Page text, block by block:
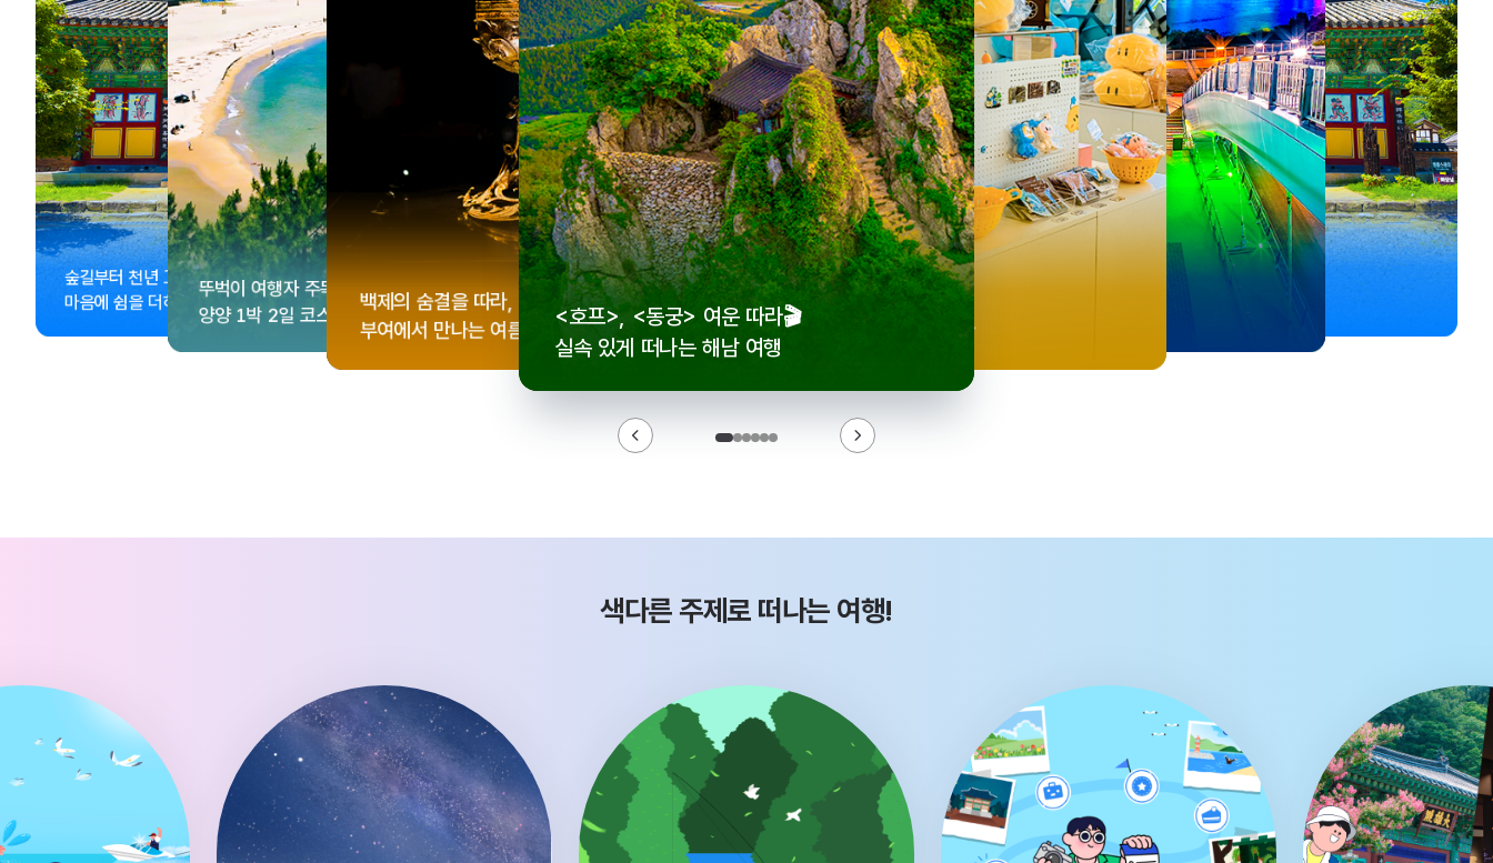
<동궁> 여운 따라🎬
떠나는 해남 여행
수집!
기념품숍 3곳⭐
더 재미있어지는숲길부터 천년 고찰까지!
마음에 쉼을 더하는 부안
뚜벅이 여행자 주목🚶
양양 1박 2일 코스
백제의 숨결을 따라,
부여에서 만나는 여름
<호프>, <동궁> 여운 따라🎬
실속 있게 떠나는 해남 여행
로컬 감성 수집!
전국 로컬 기념품숍 3곳⭐
우리말이 더 재미있어지는숲길부터 천년 고찰까지!뚜벅이 여행자 주목🚶
양양 1박 2일 코스
백제의 숨결을 따라,
부여에서 만나는 여름
<호프>, <동궁> 여운 따라🎬
실속 있게 떠나는 해남 여행
로컬 감성 수집!
전국 로컬 기념품숍 3곳⭐
우리말이 더 재미있어지는
세종 한글 여행
숲길부터 천년 고찰까지!
마음에 쉼을 더하는 부안
뚜벅이 여행자 주목🚶
양양 1박 2일 코스
백제의 숨결을 따라,
부여에서 만나는 여름
색다른 주제로 떠나는 여행!